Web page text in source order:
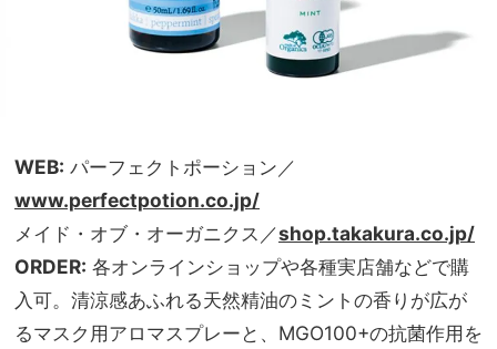
WEB: パーフェクトポーション／
www.perfectpotion.co.jp/
メイド・オブ・オーガニクス／shop.takakura.co.jp/
ORDER: 各オンラインショップや各種実店舗などで購
入可。清涼感あふれる天然精油のミントの香りが広が
るマスク用アロマスプレーと、MGO100+の抗菌作用を